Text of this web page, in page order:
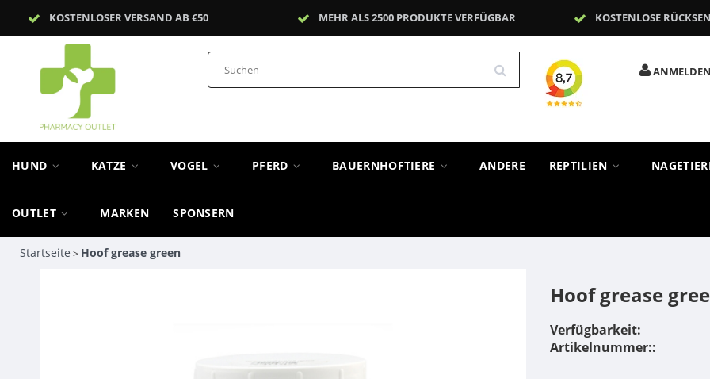
KOSTENLOSER VERSAND AB €50 MEHR ALS 2500 PRODUKTE VERFÜGBAR KOSTENLOSE
HUND KATZE VOGEL PFERD BAUERNHOFTIERE ANDERE REPTILIEN
OUTLET MARKEN SPONSERN
Startseite > Hoof grease green
Hoof grease
Verfügbarkeit:
Artikelnummer::